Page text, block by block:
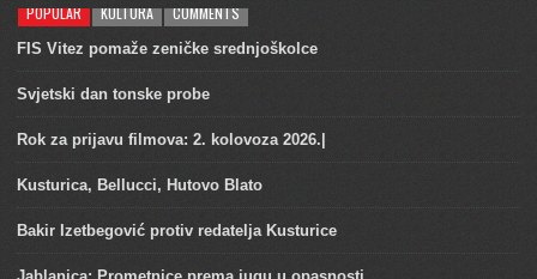
POPULAR KULTURA COMMENTS
FIS Vitez pomaže zeničke srednjoškolce
Svjetski dan tonske probe
Rok za prijavu filmova: 2. kolovoza 2026.|
Kusturica, Bellucci, Hutovo Blato
Bakir Izetbegović protiv redatelja Kusturice